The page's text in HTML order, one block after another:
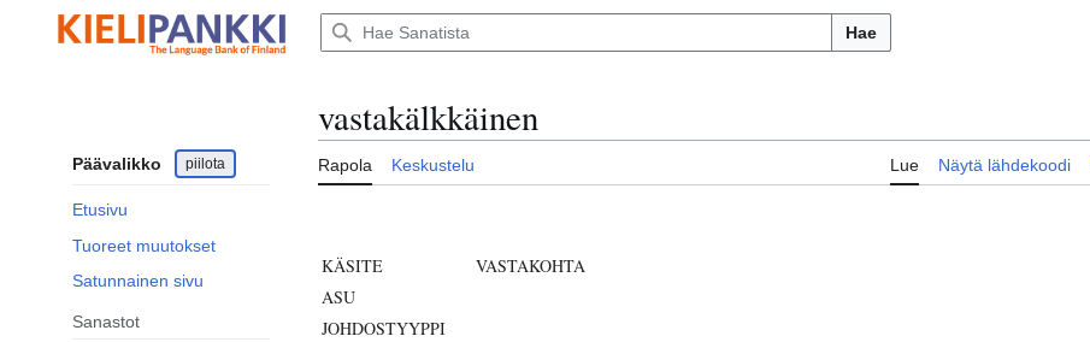
sisältöön
Hae
Päävalikko piilota
Etusivu
Tuoreet muutokset
Satunnainen sivu
Sanastot
vastakälkkäinen
Rapola Keskustelu Lue Näytä lähdekoodi
KÄSITE
VASTAKOHTA
ASU
JOHDOSTYYPPI